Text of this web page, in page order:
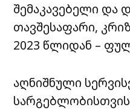
შემაკავებელი და
თავშესაფარი,
2023 წლიდან –
აღნიშნული